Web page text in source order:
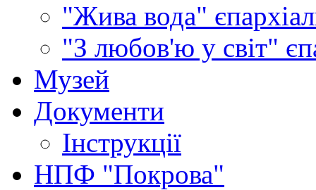
"Жива вода"
"З любов'ю у світ"
Музей
Документи
Інструкції
НПФ "Покрова"